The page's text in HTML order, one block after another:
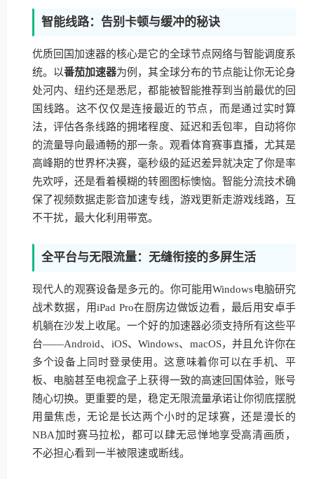
智能线路：告别卡顿与缓冲的秘诀
优质回国加速器的核心是它的全球节点网络与智能调度系
统。以番茄加速器为例，其全球分布的节点能让你无论身
处河内、纽约还是悉尼，都能被智能推荐到当前最优的回
国线路。这不仅仅是连接最近的节点，而是通过实时算
法，评估各条线路的拥堵程度、延迟和丢包率，自动将你
的流量导向最通畅的那一条。观看体育赛事直播，尤其是
高峰期的世界杯决赛，毫秒级的延迟差异就决定了你是率
先欢呼，还是看着模糊的转圈图标懊恼。智能分流技术确
保了视频数据走影音加速专线，游戏更新走游戏线路，互
不干扰，最大化利用带宽。
全平台与无限流量：无缝衔接的多屏生活
现代人的观赛设备是多元的。你可能用Windows电脑研究
战术数据，用iPad Pro在厨房边做饭边看，最后用安卓手
机躺在沙发上收尾。一个好的加速器必须支持所有这些平
台——Android、iOS、Windows、macOS，并且允许你在
多个设备上同时登录使用。这意味着你可以在手机、平
板、电脑甚至电视盒子上获得一致的高速回国体验，账号
随心切换。更重要的是，稳定无限流量承诺让你彻底摆脱
用量焦虑，无论是长达两个小时的足球赛，还是漫长的
NBA加时赛马拉松，都可以肆无忌惮地享受高清画质，
不必担心看到一半被限速或断线。